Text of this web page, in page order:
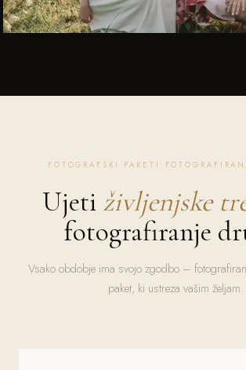
FOTOGRAFSKI PAKETI
Ujeti življenjske
fotografiranje
Vsako obdobje ima svojo zgodbo –
paket, ki ustreza vašim željam.